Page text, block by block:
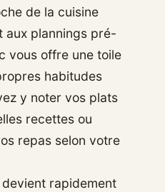
de la cuisine
aux plannings pré-
vous offre une toile
habitudes
y noter vos plats
recettes ou
repas selon votre
devient rapidement